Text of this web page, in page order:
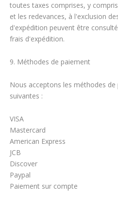
toutes taxes comprises, y
et les redevances, à l'exclusion
d'expédition peuvent être
frais d'expédition.
9. Méthodes de paiement
Nous acceptons les méthodes
suivantes :
VISA
Mastercard
American Express
JCB
Discover
Paypal
Paiement sur compte